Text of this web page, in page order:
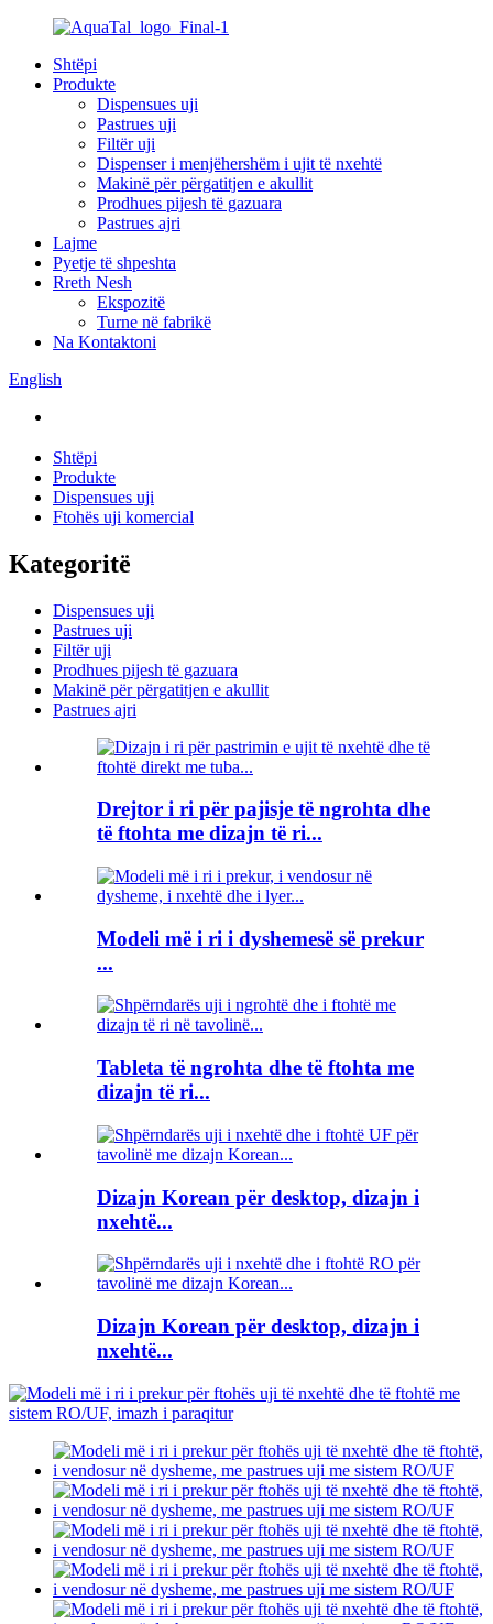
Shtëpi
Produkte
Dispensues uji
Pastrues uji
Filtër uji
Dispenser i menjëhershëm i ujit të nxehtë
Makinë për përgatitjen e akullit
Prodhues pijesh të gazuara
Pastrues ajri
Lajme
Pyetje të shpeshta
Rreth Nesh
Ekspozitë
Turne në fabrikë
Na Kontaktoni
English
Shtëpi
Produkte
Dispensues uji
Ftohës uji komercial
Kategoritë
Dispensues uji
Pastrues uji
Filtër uji
Prodhues pijesh të gazuara
Makinë për përgatitjen e akullit
Pastrues ajri
Drejtor i ri për pajisje të ngrohta dhe
të ftohta me dizajn të ri...
Modeli më i ri i dyshemesë së prekur
...
Tableta të ngrohta dhe të ftohta me
dizajn të ri...
Dizajn Korean për desktop, dizajn i
nxehtë...
Dizajn Korean për desktop, dizajn i
nxehtë...